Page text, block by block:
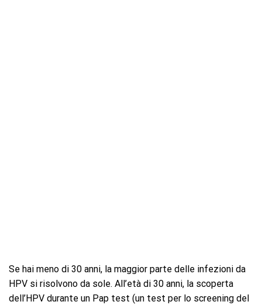
Se hai meno di 30 anni, la maggior parte delle infezioni da
HPV si risolvono da sole. All’età di 30 anni, la scoperta
dell’HPV durante un Pap test (un test per lo screening del